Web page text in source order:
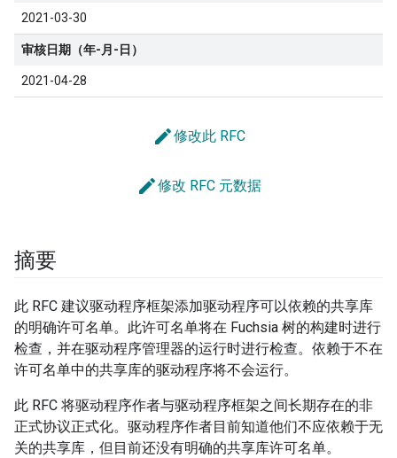
2021-03-30
审核日期（年-月-日）
2021-04-28
edit修改此 RFC
edit修改 RFC 元数据
摘要
此 RFC 建议驱动程序框架添加驱动程序可以依赖的共享库
的明确许可名单。此许可名单将在 Fuchsia 树的构建时进行
检查，并在驱动程序管理器的运行时进行检查。依赖于不在
许可名单中的共享库的驱动程序将不会运行。
此 RFC 将驱动程序作者与驱动程序框架之间长期存在的非
正式协议正式化。驱动程序作者目前知道他们不应依赖于无
关的共享库，但目前还没有明确的共享库许可名单。